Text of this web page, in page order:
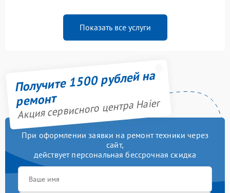
Показать все услуги
Получите 1500 рублей на
ремонт
Акция сервисного центра Haier
При оформлении заявки на ремонт техники через
сайт,
действует персональная бессрочная скидка